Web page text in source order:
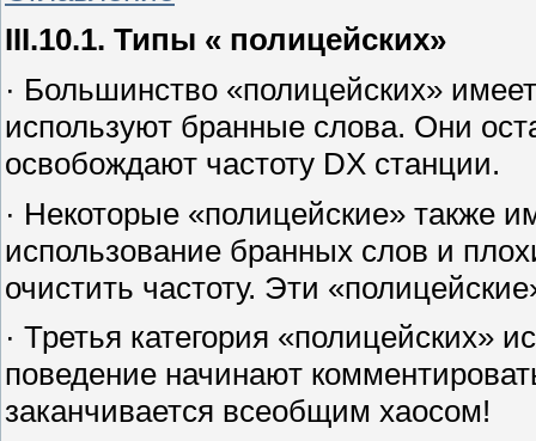
III.10.1. Типы « полицейских»
· Большинство «полицейских»
используют бранные слова. Они
освобождают частоту DX станции.
· Некоторые «полицейские» также
использование бранных слов и
очистить частоту. Эти
· Третья категория «полицейских»
поведение начинают
заканчивается всеобщим хаосом!